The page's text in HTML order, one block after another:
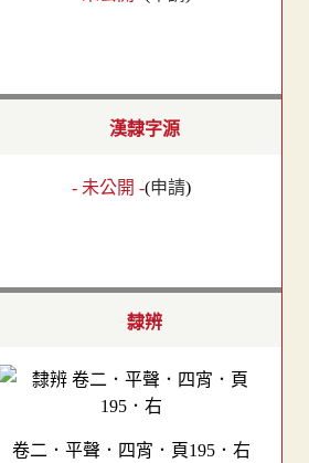
漢隸字源
- 未公開 -(申請)
隸辨
卷二．平聲．四宵．頁195．右